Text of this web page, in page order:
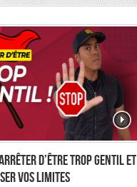
d’être trop gentil et
vos limites